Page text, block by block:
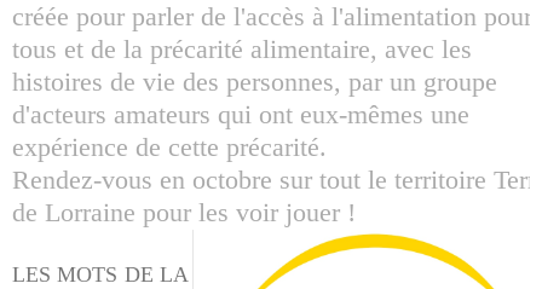
créée pour parler de l'accès à l'alimentation pour
tous et de la précarité alimentaire, avec les
histoires de vie des personnes, par un groupe
d'acteurs amateurs qui ont eux-mêmes une
expérience de cette précarité.
Rendez-vous en octobre sur tout le territoire
de Lorraine pour les voir jouer !
LES MOTS DE LA